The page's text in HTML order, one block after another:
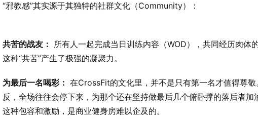
“邪教感”其实源于其独特的社群文化（Community）：
共苦的战友： 所有人一起完成当日训练内容（WOD），共同经历肉体
这种“共苦”产生了极强的凝聚力。
为最后一名喝彩： 在CrossFit的文化里，并不是只有第一名才值得尊敬
反，全场往往会停下来，为那个还在坚持做最后几个俯卧撑的落后者加
这种包容和激励，是商业健身房难以企及的。